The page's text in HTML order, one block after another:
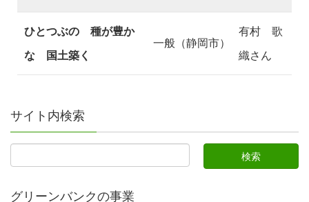
ひとつぶの 種が豊か
な 国土築く
一般（静岡市）
有村 歌
織さん
サイト内検索
グリーンバンクの事業